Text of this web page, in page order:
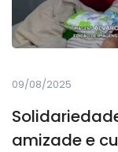
09/08/2025
amizade e